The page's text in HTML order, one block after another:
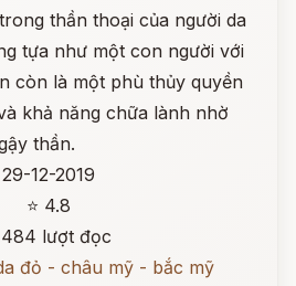
thần thoại của người da
tựa như một con người với
còn là một phù thủy quyền
khả năng chữa lành nhờ
thần.
29-12-2019
⭐ 4.8
lượt đọc
đỏ - châu mỹ - bắc mỹ